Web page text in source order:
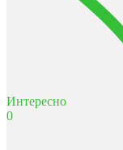
Интересно
0